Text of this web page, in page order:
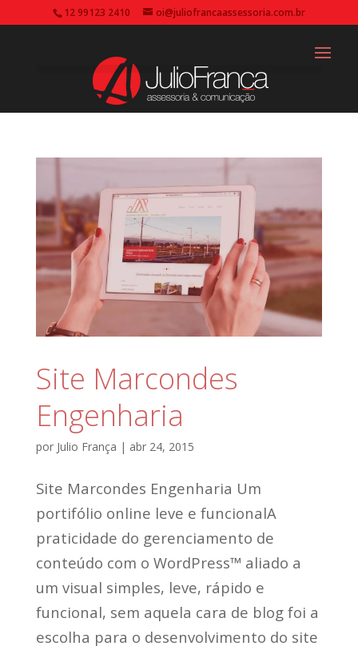
12 99123 2410 oi@juliofrancaassessoria.com.br
Site Marcondes
Engenharia
por Julio França | abr 24, 2015
Site Marcondes Engenharia Um
portifólio online leve e funcionalA
praticidade do gerenciamento de
conteúdo com o WordPress™ aliado a
um visual simples, leve, rápido e
funcional, sem aquela cara de blog foi a
escolha para o desenvolvimento do site